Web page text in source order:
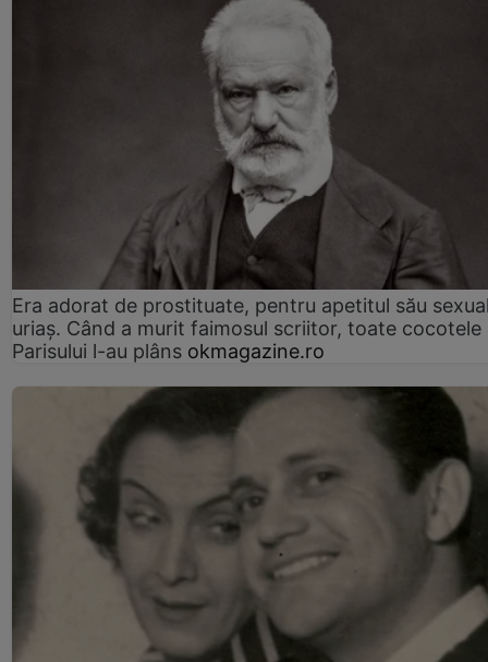
Era adorat de prostituate, pentru apetitul său
uriaș. Când a murit faimosul scriitor, toate cocotele
Parisului l-au plâns okmagazine.ro